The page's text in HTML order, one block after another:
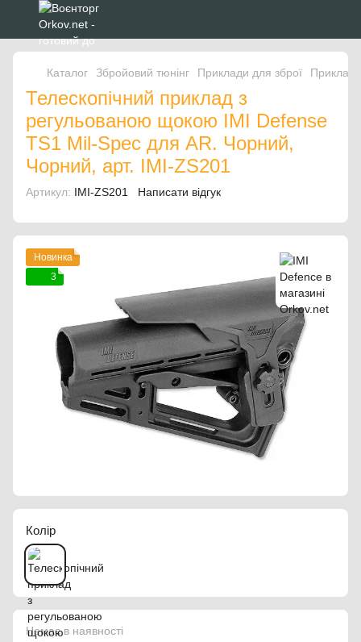
Каталог Збройовий тюнінг Приклади для зброї
Телескопічний приклад з
регульованою щокою IMI Defense
TS1 Mil-Spec для AR. Чорний,
Чорний, арт. IMI-ZS201
Артикул: IMI-ZS201 Написати відгук
Новинка
3
Колір
Немає в наявності